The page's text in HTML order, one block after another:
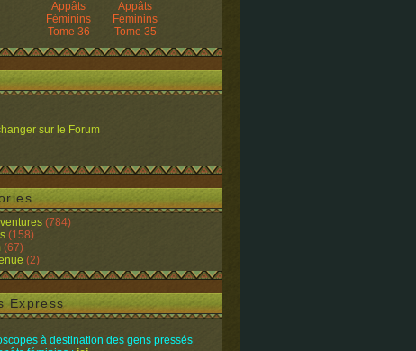
Appâts
Féminins
Tome 36
Appâts
Féminins
Tome 35
sur le Forum
(784)
(158)
(67)
(2)
Express
à destination des gens pressés